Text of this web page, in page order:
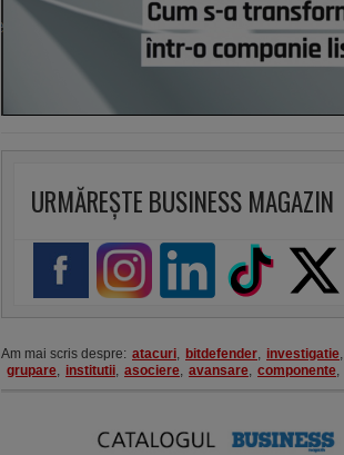
URMĂREȘTE BUSINESS MAGAZIN
Am mai scris despre: atacuri, bitdefender, investigatie,
grupare, institutii, asociere, avansare, componente,